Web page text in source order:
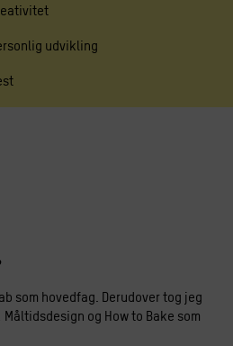
udvikling
som hovedfag. Derudover tog jeg
og How to Bake som